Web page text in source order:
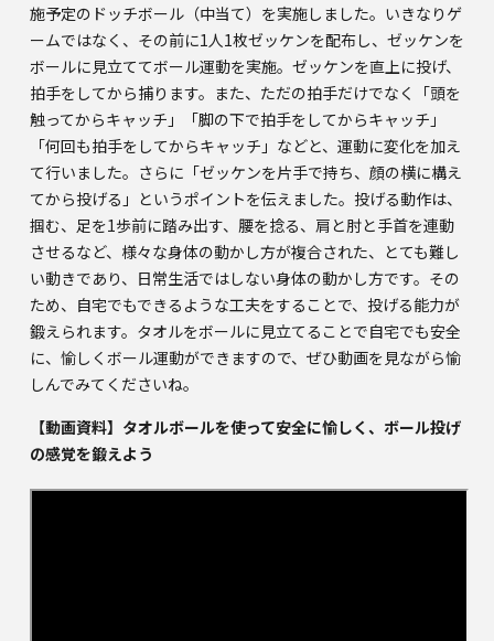
施予定のドッチボール（中当て）を実施しました。いきなりゲ
ームではなく、その前に1人1枚ゼッケンを配布し、ゼッケンを
ボールに見立ててボール運動を実施。ゼッケンを直上に投げ、
拍手をしてから捕ります。また、ただの拍手だけでなく「頭を
触ってからキャッチ」「脚の下で拍手をしてからキャッチ」
「何回も拍手をしてからキャッチ」などと、運動に変化を加え
て行いました。さらに「ゼッケンを片手で持ち、顔の横に構え
てから投げる」というポイントを伝えました。投げる動作は、
掴む、足を1歩前に踏み出す、腰を捻る、肩と肘と手首を連動
させるなど、様々な身体の動かし方が複合された、とても難し
い動きであり、日常生活ではしない身体の動かし方です。その
ため、自宅でもできるような工夫をすることで、投げる能力が
鍛えられます。タオルをボールに見立てることで自宅でも安全
に、愉しくボール運動ができますので、ぜひ動画を見ながら愉
しんでみてくださいね。
【動画資料】タオルボールを使って安全に愉しく、ボール投げ
の感覚を鍛えよう